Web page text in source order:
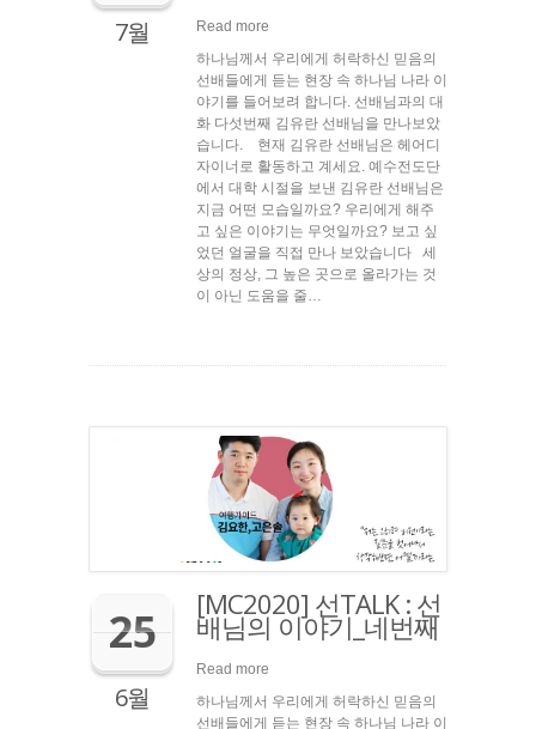
7월
Read more
하나님께서 우리에게 허락하신 믿음의
선배들에게 듣는 현장 속 하나님 나라 이
야기를 들어보려 합니다. 선배님과의 대
화 다섯번째 김유란 선배님을 만나보았
습니다. 현재 김유란 선배님은 헤어디
자이너로 활동하고 계세요. 예수전도단
에서 대학 시절을 보낸 김유란 선배님은
지금 어떤 모습일까요? 우리에게 해주
고 싶은 이야기는 무엇일까요? 보고 싶
었던 얼굴을 직접 만나 보았습니다 세
상의 정상, 그 높은 곳으로 올라가는 것
이 아닌 도움을 줄…
25
6월
[MC2020] 선TALK : 선
배님의 이야기_네번째
Read more
하나님께서 우리에게 허락하신 믿음의
선배들에게 듣는 현장 속 하나님 나라 이